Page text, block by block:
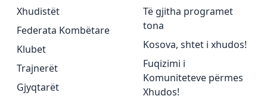
Xhudistët
Federata Kombëtare
Klubet
Trajnerët
Gjyqtarët
Të gjitha programet
tona
Kosova, shtet i xhudos!
Fuqizimi i
Komuniteteve përmes
Xhudos!